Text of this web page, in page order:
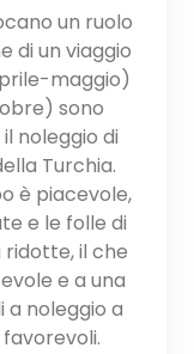
un ruolo
di un viaggio
maggio)
sono
noleggio di
Turchia.
è piacevole,
e le folle di
il che
e a una
a noleggio a